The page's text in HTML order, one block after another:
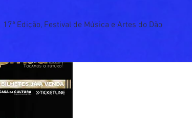
17ª Edição, Festival de Música e Artes do Dão